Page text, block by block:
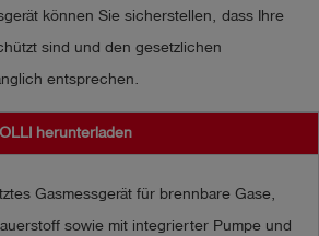
können Sie sicherstellen, dass Ihre
sind und den gesetzlichen
entsprechen.
herunterladen
Gasmessgerät für brennbare Gase,
sowie mit integrierter Pumpe und